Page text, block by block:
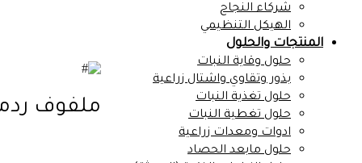
شركاء النجاح
الهيكل التنظيمي
المنتجات والحلول
حلول وقاية النبات
بذور وتقاوي واشتال زراعية
حلول تغذية النبات
حلول تغطية النبات
ادوات ومعدات زراعية
حلول مابعد الحصاد
ملفوف